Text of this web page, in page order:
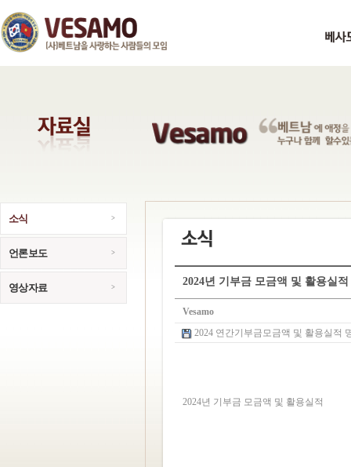
소식
언론보도
영상자료
2024년 기부금 모금액 및 활용실적
Vesamo
2024 연간기부금모금액 및 활용실적
2024년 기부금 모금액 및 활용실적